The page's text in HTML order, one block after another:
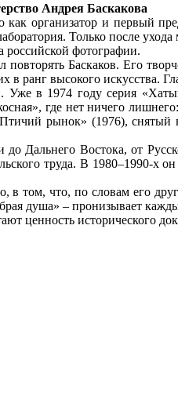
Андрея Баскакова
организатор и первый
Только после
российской фотографии.
повторять Баскаков. Его
ранг высокого искусства.
Уже в 1974 году серия
где нет ничего
рынок» (1976),
Дальнего Востока, от
труда. В 1980–1990-х
в том, что, по словам его
душа» – пронизывает
ценность исторического